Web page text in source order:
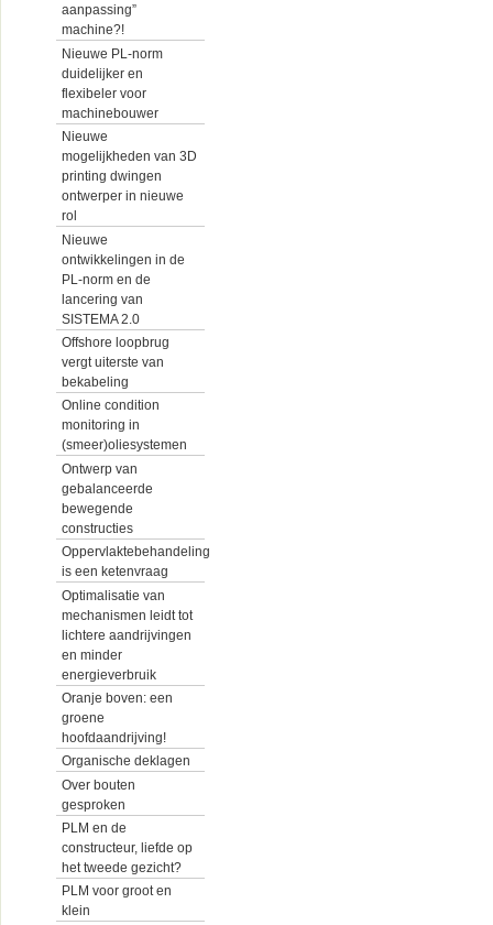
aanpassing”
machine?!
Nieuwe PL-norm
duidelijker en
flexibeler voor
machinebouwer
Nieuwe
mogelijkheden van 3D
printing dwingen
ontwerper in nieuwe
rol
Nieuwe
ontwikkelingen in de
PL-norm en de
lancering van
SISTEMA 2.0
Offshore loopbrug
vergt uiterste van
bekabeling
Online condition
monitoring in
(smeer)oliesystemen
Ontwerp van
gebalanceerde
bewegende
constructies
Oppervlaktebehandeling
is een ketenvraag
Optimalisatie van
mechanismen leidt tot
lichtere aandrijvingen
en minder
energieverbruik
Oranje boven: een
groene
hoofdaandrijving!
Organische deklagen
Over bouten
gesproken
PLM en de
constructeur, liefde op
het tweede gezicht?
PLM voor groot en
klein